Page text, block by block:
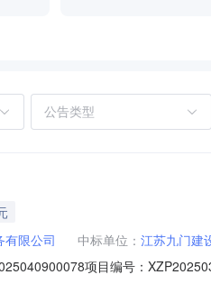
有限公司 中标单位： 江苏九门建
项目编号：